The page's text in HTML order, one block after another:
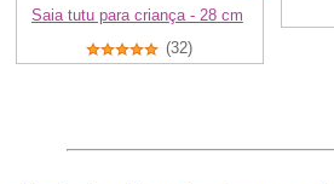
Saia tutu para criança - 28 cm
(32)